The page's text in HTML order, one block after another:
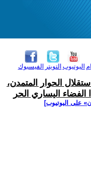
الفيسبوك التويتر اليوتيوب
الحوار المتمدن،
اليساري الحر
على اليوتيوب]